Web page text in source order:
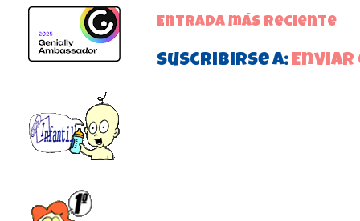
Entrada más reciente
Suscribirse a: Enviar